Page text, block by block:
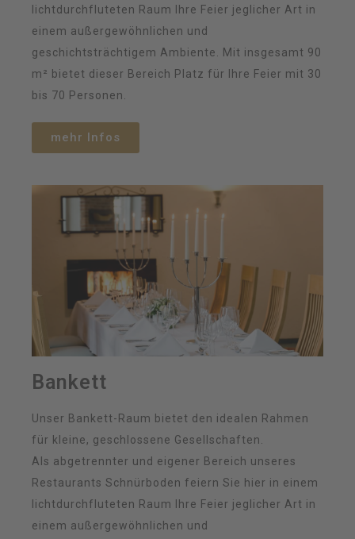
lichtdurchfluteten Raum Ihre Feier jeglicher Art in
einem außergewöhnlichen und
geschichtsträchtigem Ambiente. Mit insgesamt 90
m² bietet dieser Bereich Platz für Ihre Feier mit 30
bis 70 Personen.
mehr Infos
Bankett
Unser Bankett-Raum bietet den idealen Rahmen
für kleine, geschlossene Gesellschaften.
Als abgetrennter und eigener Bereich unseres
Restaurants Schnürboden feiern Sie hier in einem
lichtdurchfluteten Raum Ihre Feier jeglicher Art in
einem außergewöhnlichen und